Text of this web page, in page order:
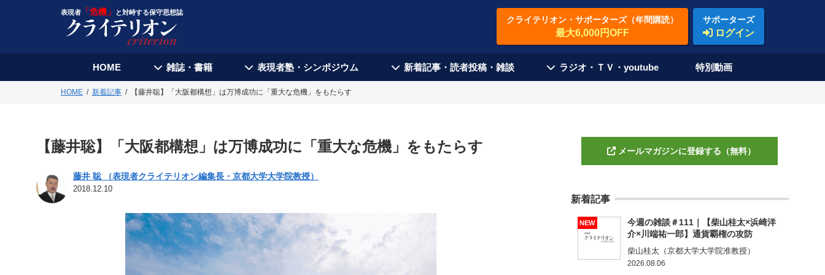
表現者「危機」 と対峙する保守思想誌
クライテリオン・サポーターズ（年間購読）
最大6,000円OFF
サポーターズ
ログイン
HOME 雑誌・書籍 表現者塾・シンポジウム 新着記事・読者投稿・雑談 ラジオ・ＴＶ・youtube 特別動画
HOME 新着記事 【藤井聡】「大阪都構想」は万博成功に「重大な危機」をもたらす
【藤井聡】「大阪都構想」は万博成功に「重大な危機」をもたらす
藤井 聡 （表現者クライテリオン編集長・京都大学大学院教授）
2018.12.10
メールマガジンに登録する（無料）
新着記事
NEW
今週の雑談＃111｜【柴山桂太×浜崎洋
介×川端祐一郎】通貨覇権の攻防
柴山桂太（京都大学大学院准教授）
2026.08.06